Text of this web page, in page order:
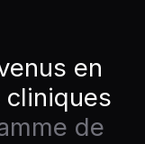
en
cliniques
de